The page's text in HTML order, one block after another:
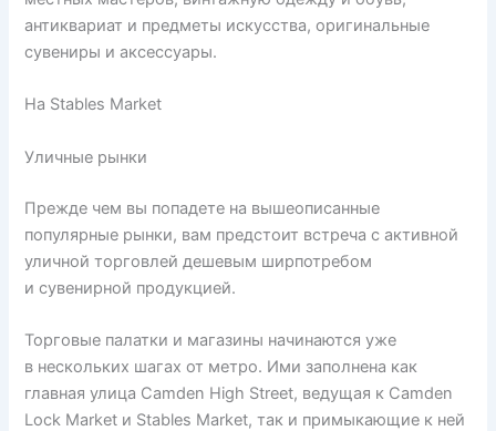
антиквариат и предметы искусства, оригинальные
сувениры и аксессуары.
На Stables Market
Уличные рынки
Прежде чем вы попадете на вышеописанные
популярные рынки, вам предстоит встреча с активной
уличной торговлей дешевым ширпотребом
и сувенирной продукцией.
Торговые палатки и магазины начинаются уже
в нескольких шагах от метро. Ими заполнена как
главная улица Camden High Street, ведущая к Camden
Lock Market и Stables Market, так и примыкающие к ней